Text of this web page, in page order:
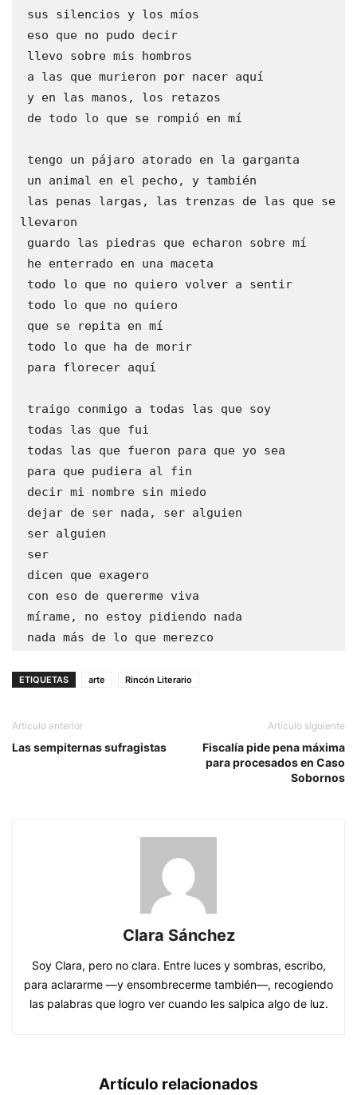
sus silencios y los míos
eso que no pudo decir
llevo sobre mis hombros
a las que murieron por nacer aquí
y en las manos, los retazos
de todo lo que se rompió en mí
tengo un pájaro atorado en la garganta
un animal en el pecho, y también
llevaron
guardo las piedras que echaron sobre mí
he enterrado en una maceta
todo lo que no quiero volver a sentir
todo lo que no quiero
que se repita en mí
todo lo que ha de morir
para florecer aquí
traigo conmigo a todas las que soy
todas las que fui
todas las que fueron para que yo sea
para que pudiera al fin
decir mi nombre sin miedo
dejar de ser nada, ser alguien
ser alguien
ser
dicen que exagero
con eso de quererme viva
mírame, no estoy pidiendo nada
nada más de lo que merezco
ETIQUETAS arte Rincón Literario
Artículo anterior
Las sempiternas sufragistas
Artículo siguiente
Fiscalía pide pena máxima
para procesados en Caso
Sobornos
Clara Sánchez
Soy Clara, pero no clara. Entre luces y sombras, escribo,
para aclararme —y ensombrecerme también—, recogiendo
las palabras que logro ver cuando les salpica algo de luz.
Artículo relacionados